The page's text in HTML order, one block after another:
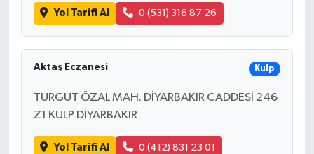
Yol Tarifi Al 0 (531) 316 87 26
Aktaş Eczanesi Kulp
TURGUT ÖZAL MAH. DİYARBAKIR CADDESİ 246
Z1 KULP DİYARBAKIR
Yol Tarifi Al 0 (412) 831 23 01